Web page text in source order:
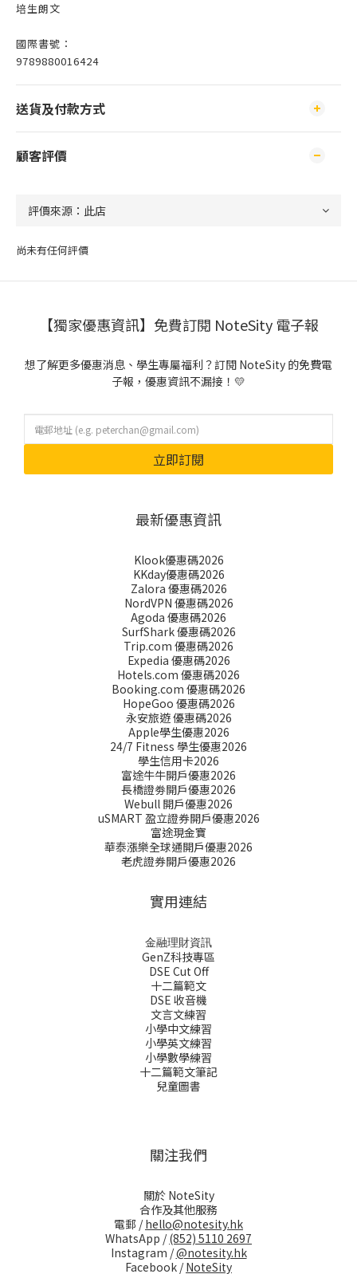
培生朗文
國際書號：
9789880016424
送貨及付款方式
顧客評價
尚未有任何評價
【獨家優惠資訊】免費訂閱 NoteSity 電子報
想了解更多優惠消息、學生專屬福利？訂閱 NoteSity 的免費電
子報，優惠資訊不漏接！💛
立即訂閱
最新優惠資訊
Klook優惠碼2026
KKday優惠碼2026
Zalora 優惠碼2026
NordVPN 優惠碼2026
Agoda 優惠碼2026
SurfShark 優惠碼2026
Trip.com 優惠碼2026
Expedia 優惠碼2026
Hotels.com 優惠碼2026
Booking.com 優惠碼2026
HopeGoo 優惠碼2026
永安旅遊 優惠碼2026
Apple學生優惠2026
24/7 Fitness 學生優惠2026
學生信用卡2026
富途牛牛開戶優惠2026
長橋證劵開戶優惠2026
Webull 開戶優惠2026
uSMART 盈立證券開戶優惠2026
富途現金寶
華泰漲樂全球通開戶優惠2026
老虎證券開戶優惠2026
實用連結
金融理財資訊
GenZ科技專區
DSE Cut Off
十二篇範文
DSE 收音機
文言文練習
小學中文練習
小學英文練習
小學數學練習
十二篇範文筆記
兒童圖書
關注我們
關於 NoteSity
合作及其他服務
電郵 /hello@notesity.hk
WhatsApp /(852) 5110 2697
Instagram /@notesity.hk
Facebook /NoteSity